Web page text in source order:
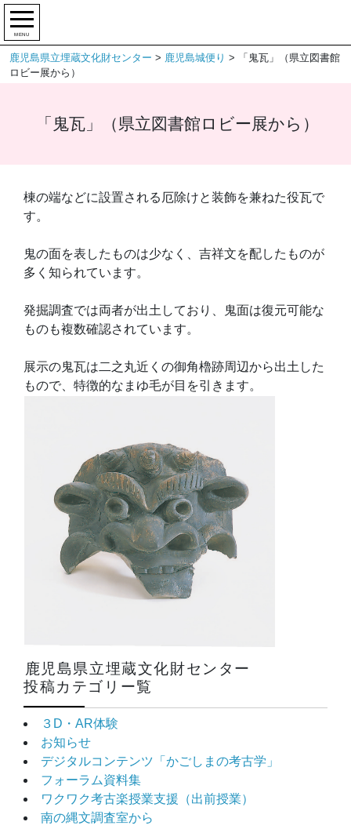
MENU
鹿児島県立埋蔵文化財センター > 鹿児島城便り >
「鬼瓦」（県立図書館
ロビー展から）
「鬼瓦」（県立図書館ロビー展から）
鹿児島県立埋蔵文化財センター
投稿カテゴリー覧
３D・AR体験
お知らせ
デジタルコンテンツ「かごしまの考古学」
フォーラム資料集
ワクワク考古楽授業支援（出前授業）
南の縄文調査室から
棟の端などに設置される厄除けと装飾を兼ねた役瓦で
す。
鬼の面を表したものは少なく、吉祥文を配したものが
多く知られています。
発掘調査では両者が出土しており、鬼面は復元可能な
ものも複数確認されています。
展示の鬼瓦は二之丸近くの御角櫓跡周辺から出土した
もので、特徴的なまゆ毛が目を引きます。